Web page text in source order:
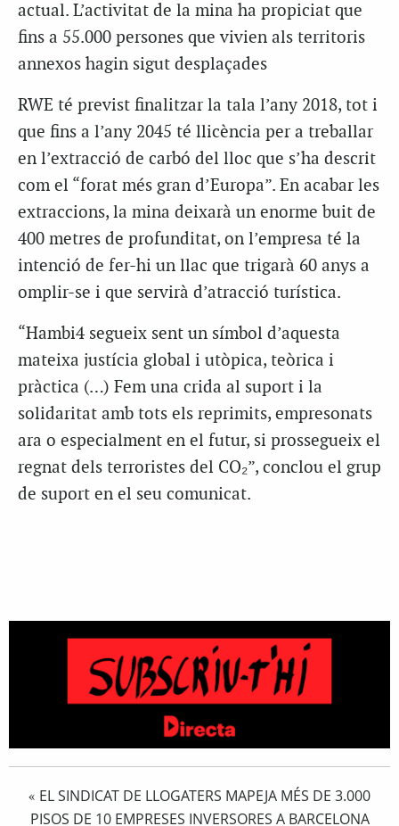
actual. L’activitat de la mina ha propiciat que
fins a 55.000 persones que vivien als territoris
annexos hagin sigut desplaçades
RWE té previst finalitzar la tala l’any 2018, tot i
que fins a l’any 2045 té llicència per a treballar
en l’extracció de carbó del lloc que s’ha descrit
com el “forat més gran d’Europa”. En acabar les
extraccions, la mina deixarà un enorme buit de
400 metres de profunditat, on l’empresa té la
intenció de fer-hi un llac que trigarà 60 anys a
omplir-se i que servirà d’atracció turística.
“Hambi4 segueix sent un símbol d’aquesta
mateixa justícia global i utòpica, teòrica i
pràctica (…) Fem una crida al suport i la
solidaritat amb tots els reprimits, empresonats
ara o especialment en el futur, si prossegueix el
regnat dels terroristes del CO₂”, conclou el grup
de suport en el seu comunicat.
« EL SINDICAT DE LLOGATERS MAPEJA MÉS DE 3.000
PISOS DE 10 EMPRESES INVERSORES A BARCELONA